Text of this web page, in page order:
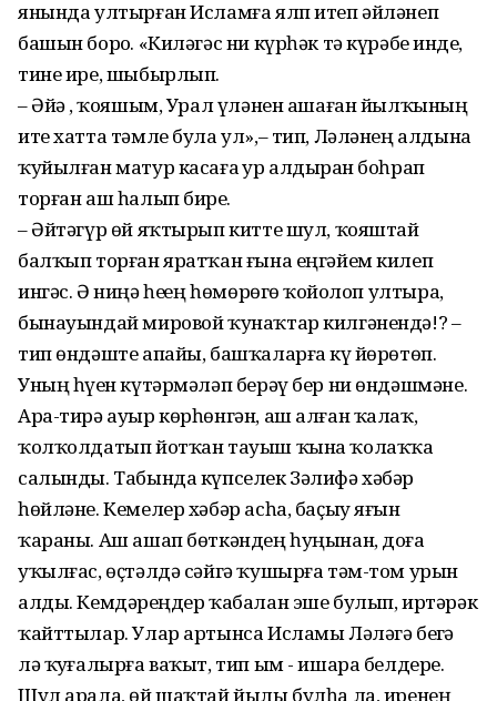
янында ултырған Исламға ялп итеп әйләнеп
башын борҙо. «Киләгәс ни күрһәк тә күрәбеҙ инде,
тине ире, шыбырлып.
– Әйҙә , ҡояшым, Урал үләнен ашаған йылҡының
ите хатта тәмле була ул»,– тип, Ләләнең алдына
ҡуйылған матур касаға ҙур алдырҙан боһрап
торған аш һалып бирҙе.
– Әйтәгүр өй яҡтырып китте шул, ҡояштай
балҡып торған яратҡан ғына еңгәйем килеп
ингәс. Ә ниңә һеҙҙең һөмөрөгөҙ ҡойолоп ултыра,
бынауындай мировой ҡунаҡтар килгәнендә!? –
тип өндәште апайы, башҡаларға күҙ йөрөтөп.
Уның һүҙен күтәрмәләп берәү бер ни өндәшмәне.
Ара-тирә ауыр көрһөнгән, аш алған ҡалаҡ,
ҡолҡолдатып йотҡан тауыш ҡына ҡолаҡҡа
салынды. Табында күпселек Зәлифә хәбәр
һөйләне. Кемелер хәбәр асһа, баҫыу яғын
ҡараны. Аш ашап бөткәндең һуңынан, доға
уҡылғас, өҫтәлдә сәйгә ҡушырға тәм-том урын
алды. Кемдәрҙеңдер ҡабалан эше булып, иртәрәк
ҡайттылар. Улар артынса Исламы Ләләгә беҙгә
лә ҡуҙғалырға ваҡыт, тип ым - ишара белдерҙе.
Шул арала, өй шаҡтай йылы булһа ла, иренең